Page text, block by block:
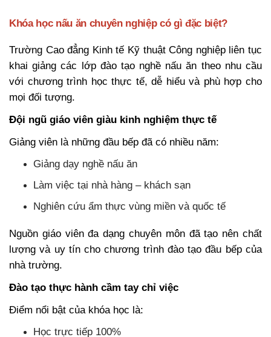
Khóa học nấu ăn chuyên nghiệp có gì đặc biệt?
Trường Cao đẳng Kinh tế Kỹ thuật Công nghiệp liên tục
khai giảng các lớp đào tạo nghề nấu ăn theo nhu cầu
với chương trình học thực tế, dễ hiểu và phù hợp cho
mọi đối tượng.
Đội ngũ giáo viên giàu kinh nghiệm thực tế
Giảng viên là những đầu bếp đã có nhiều năm:
Giảng dạy nghề nấu ăn
Làm việc tại nhà hàng – khách sạn
Nghiên cứu ẩm thực vùng miền và quốc tế
Nguồn giáo viên đa dạng chuyên môn đã tạo nên chất
lượng và uy tín cho chương trình đào tạo đầu bếp của
nhà trường.
Đào tạo thực hành cầm tay chỉ việc
Điểm nổi bật của khóa học là:
Học trực tiếp 100%